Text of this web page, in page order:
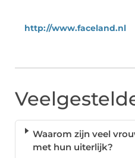
http://www.faceland.nl
Waarom zijn veel
met hun uiterlijk?